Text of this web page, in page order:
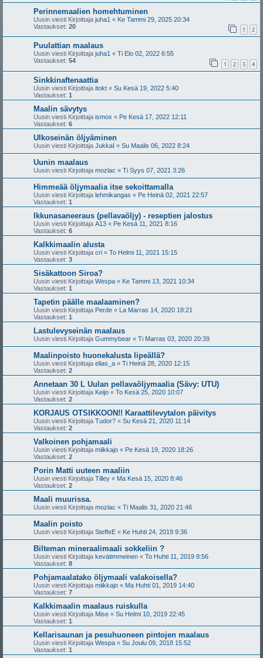
Perinnemaalien homehtuminen
Uusin viesti Kirjoittaja juha1 « Ke Tammi 29, 2025 20:34
Vastaukset: 20 1 2
Puulattian maalaus
Uusin viesti Kirjoittaja juha1 « Ti Elo 02, 2022 6:55
Vastaukset: 54 1 2 3 4
Sinkkinaftenaattia
Uusin viesti Kirjoittaja itokt « Su Kesä 19, 2022 5:40
Vastaukset: 1
Maalin sävytys
Uusin viesti Kirjoittaja ismox « Pe Kesä 17, 2022 12:11
Vastaukset: 6
Ulkoseinän öljyäminen
Uusin viesti Kirjoittaja JukkaI « Su Maalis 06, 2022 8:24
Uunin maalaus
Uusin viesti Kirjoittaja mozlac « Ti Syys 07, 2021 3:26
Himmeää öljymaalia itse sekoittamalla
Uusin viesti Kirjoittaja lehmikangas « Pe Heinä 02, 2021 22:57
Vastaukset: 1
Ikkunasaneeraus (pellavaöljy) - reseptien jalostus
Uusin viesti Kirjoittaja A13 « Pe Kesä 11, 2021 8:16
Vastaukset: 6
Kalkkimaalin alusta
Uusin viesti Kirjoittaja cri « To Helmi 11, 2021 15:15
Vastaukset: 3
Sisäkattoon Siroa?
Uusin viesti Kirjoittaja Wespa « Ke Tammi 13, 2021 10:34
Vastaukset: 1
Tapetin päälle maalaaminen?
Uusin viesti Kirjoittaja Perde « La Marras 14, 2020 18:21
Vastaukset: 1
Lastulevyseinän maalaus
Uusin viesti Kirjoittaja Gummybear « Ti Marras 03, 2020 20:39
Maalinpoisto huonekalusta lipeällä?
Uusin viesti Kirjoittaja elias_a « Ti Heinä 28, 2020 12:15
Vastaukset: 2
Annetaan 30 L Uulan pellavaöljymaalia (Sävy: UTU)
Uusin viesti Kirjoittaja Keijo « To Kesä 25, 2020 10:07
Vastaukset: 2
KORJAUS OTSIKKOON!! Karaattilevytalon päivitys
Uusin viesti Kirjoittaja Tudor? « Su Kesä 21, 2020 11:14
Vastaukset: 2
Valkoinen pohjamaali
Uusin viesti Kirjoittaja miikkajo « Pe Kesä 19, 2020 18:26
Vastaukset: 2
Porin Matti uuteen maaliin
Uusin viesti Kirjoittaja Tilley « Ma Kesä 15, 2020 8:46
Vastaukset: 2
Maali muurissa.
Uusin viesti Kirjoittaja mozlac « Ti Maalis 31, 2020 21:46
Maalin poisto
Uusin viesti Kirjoittaja SteffeE « Ke Huhti 24, 2019 9:36
Bilteman mineraalimaali sokkeliin ?
Uusin viesti Kirjoittaja kevätimmeinen « To Huhti 11, 2019 8:56
Vastaukset: 8
Pohjamaalatako öljymaali valakoisella?
Uusin viesti Kirjoittaja miikkajo « Ma Huhti 01, 2019 14:40
Vastaukset: 7
Kalkkimaalin maalaus ruiskulla
Uusin viesti Kirjoittaja Mise « Su Helmi 10, 2019 22:45
Vastaukset: 1
Kellarisaunan ja pesuhuoneen pintojen maalaus
Uusin viesti Kirjoittaja Wespa « Su Joulu 09, 2018 15:52
Vastaukset: 1